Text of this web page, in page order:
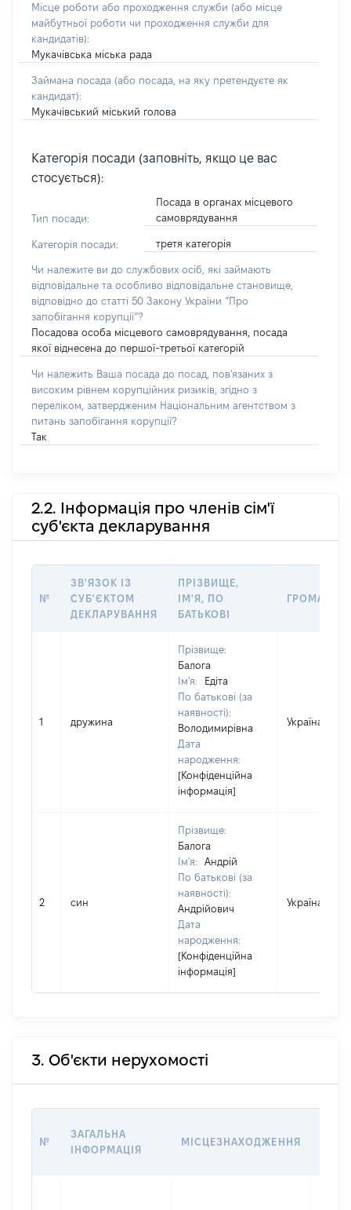
Місце роботи або проходження служби (або місце
майбутньої роботи чи проходження служби для
кандидатів):
Мукачівська міська рада
Займана посада (або посада, на яку претендуєте як
кандидат):
Мукачівський міський голова
Категорія посади (заповніть, якщо це вас
стосується):
Тип посади:
Посада в органах місцевого
самоврядування
Категорія посади: третя категорія
Чи належите ви до службових осіб, які займають
відповідальне та особливо відповідальне становище,
відповідно до статті 50 Закону України “Про
запобігання корупції”?
Посадова особа місцевого самоврядування, посада
якої віднесена до першої-третьої категорій
Чи належить Ваша посада до посад, пов'язаних з
високим рівнем корупційних ризиків, згідно з
переліком, затвердженим Національним агентством з
питань запобігання корупції?
Так
2.2. Інформація про членів сім'ї
суб'єкта декларування
№
ЗВ'ЯЗОК ІЗ
СУБ'ЄКТОМ
ДЕКЛАРУВАННЯ
ПРІЗВИЩЕ,
ІМ'Я, ПО
БАТЬКОВІ
1 дружина
Прізвище:
Балога
Ім'я:
Едіта
По батькові (за
наявності):
Володимирівна
Дата
народження:
[Конфіденційна
інформація]
Україна
2 син
Прізвище:
Балога
Ім'я:
Андрій
По батькові (за
наявності):
Андрійович
Дата
народження:
[Конфіденційна
інформація]
Україна
3. Об'єкти нерухомості
№
ЗАГАЛЬНА
ІНФОРМАЦІЯ
МІСЦЕЗНАХОДЖЕННЯ